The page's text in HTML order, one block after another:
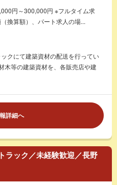
円～300,000円 ※フルタイム求
換算額）、パート求人の場...
クにて建築資材の配送を行ってい
木等の建築資材を、各販売店や建
詳細へ
ラック／未経験歓迎／長野